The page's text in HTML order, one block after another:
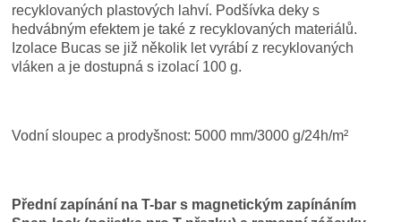
recyklovaných plastových lahví. Podšívka deky s
hedvábným efektem je také z recyklovaných materiálů.
Izolace Bucas se již několik let vyrábí z recyklovaných
vláken a je dostupná s izolací 100 g.
Vodní sloupec a prodyšnost: 5000 mm/3000 g/24h/m²
Přední zapínání na T-bar s magnetickým zapínáním